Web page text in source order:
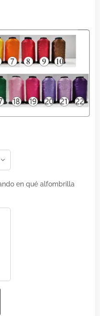
en qué alfombrilla